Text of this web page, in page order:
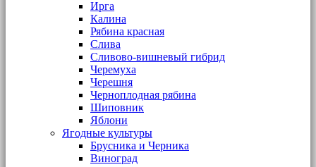
Ирга
Калина
Рябина красная
Слива
Сливово-вишневый гибрид
Черемуха
Черешня
Черноплодная рябина
Шиповник
Яблони
Ягодные культуры
Брусника и Черника
Виноград